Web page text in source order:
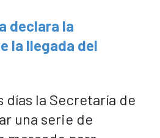
declara la
la llegada del
días la Secretaría de
una serie de